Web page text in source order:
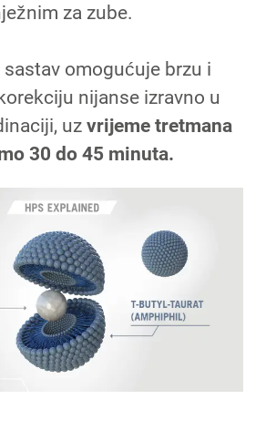
za zube.
sastav omogućuje brzu i
nijanse izravno u
uz vrijeme tretmana
30 do 45 minuta.